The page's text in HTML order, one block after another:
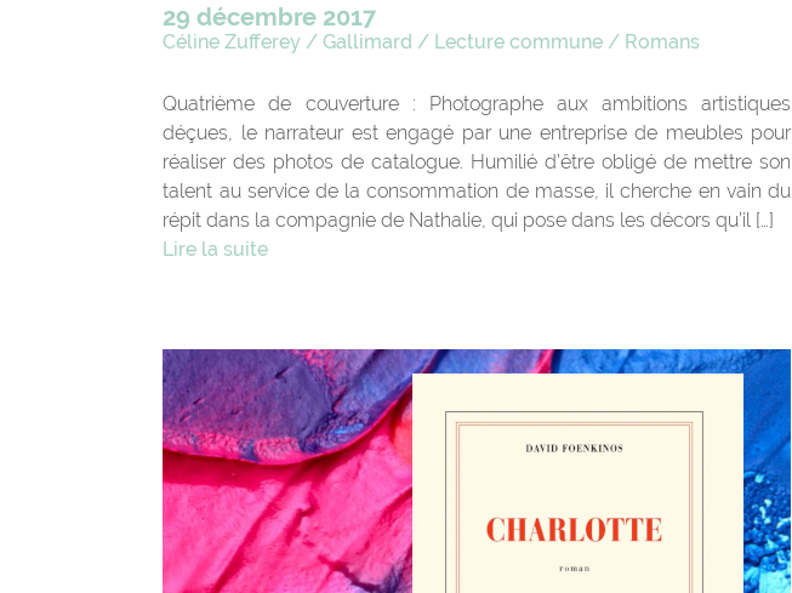
29 décembre 2017
Céline Zufferey /Gallimard / Lecture commune / Romans
Quatrième de couverture : Photographe aux ambitions artistiques
déçues, le narrateur est engagé par une entreprise de meubles pour
réaliser des photos de catalogue. Humilié d’être obligé de mettre son
talent au service de la consommation de masse, il cherche en vain du
répit dans la compagnie de Nathalie, qui pose dans les décors qu’il […]
Lire la suite